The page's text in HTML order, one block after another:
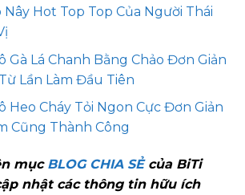
Nây Hot Top Top Của Người Thái
Gà Lá Chanh Bằng Chảo Đơn Giản
Lần Làm Đầu Tiên
Heo Cháy Tỏi Ngon Cực Đơn Giản
Cũng Thành Công
mục BLOG CHIA SẺcủa BiTi
nhật các thông tin hữu ích